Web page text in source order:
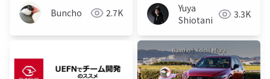
Buncho 2.7K
Yuya
Shiotani
3.3K